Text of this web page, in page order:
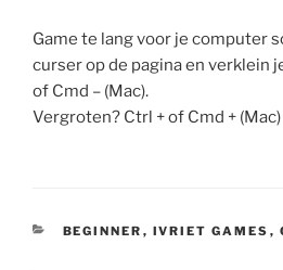
Game te lang voor je computer
curser op de pagina en verklein
of Cmd – (Mac).
Vergroten? Ctrl + of Cmd + (Mac)
CATEGORIEËN
BEGINNER , IVRIET GAMES ,